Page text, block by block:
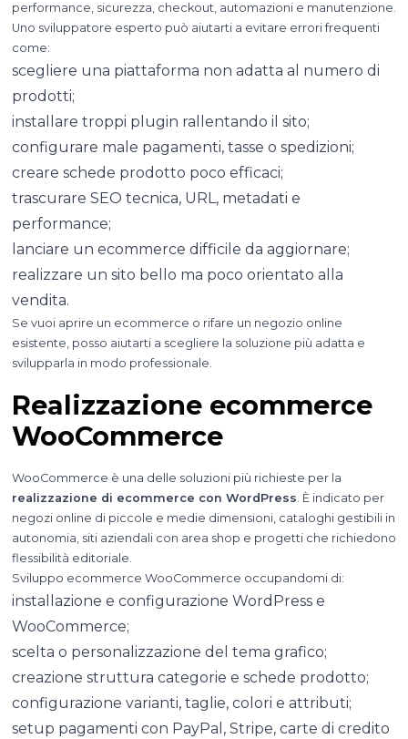
performance, sicurezza, checkout, automazioni e manutenzione.
Uno sviluppatore esperto può aiutarti a evitare errori frequenti
come:
scegliere una piattaforma non adatta al numero di
prodotti;
installare troppi plugin rallentando il sito;
configurare male pagamenti, tasse o spedizioni;
creare schede prodotto poco efficaci;
trascurare SEO tecnica, URL, metadati e
performance;
lanciare un ecommerce difficile da aggiornare;
realizzare un sito bello ma poco orientato alla
vendita.
Se vuoi aprire un ecommerce o rifare un negozio online
esistente, posso aiutarti a scegliere la soluzione più adatta e
svilupparla in modo professionale.
Realizzazione ecommerce
WooCommerce
WooCommerce è una delle soluzioni più richieste per la
realizzazione di ecommerce con WordPress. È indicato per
negozi online di piccole e medie dimensioni, cataloghi gestibili in
autonomia, siti aziendali con area shop e progetti che richiedono
flessibilità editoriale.
Sviluppo ecommerce WooCommerce occupandomi di:
installazione e configurazione WordPress e
WooCommerce;
scelta o personalizzazione del tema grafico;
creazione struttura categorie e schede prodotto;
configurazione varianti, taglie, colori e attributi;
setup pagamenti con PayPal, Stripe, carte di credito